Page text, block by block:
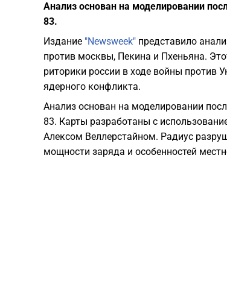
Анализ основан на моделировании
83.
Издание "Newsweek" представило
против москвы, Пекина и Пхеньяна.
риторики россии в ходе войны против
ядерного конфликта.
Анализ основан на моделировании
83. Карты разработаны с
Алексом Веллерстайном. Радиус
мощности заряда и особенностей